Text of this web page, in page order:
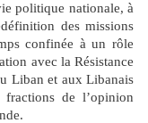
politique nationale, à
des missions
confinée à un rôle
avec la Résistance
Liban et aux Libanais
de l’opinion